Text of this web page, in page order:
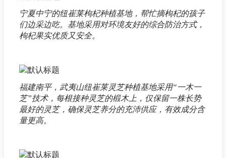
宁夏中宁的纽崔莱枸杞种植基地，帮忙摘枸杞的孩子
们边采边吃。基地采用对环境友好的综合防治方式，
枸杞果实优质又安全。
福建南平，武夷山纽崔莱灵芝种植基地采用“一木一
芝”技术，每根接种灵芝的椴木上，仅保留一株长势
最好的灵芝，确保灵芝养分的充沛供应，有效成分含
量更高。